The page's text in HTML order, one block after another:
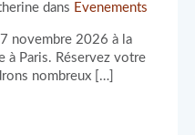
dans Evenements
novembre 2026 à la
à Paris. Réservez votre
nombreux […]